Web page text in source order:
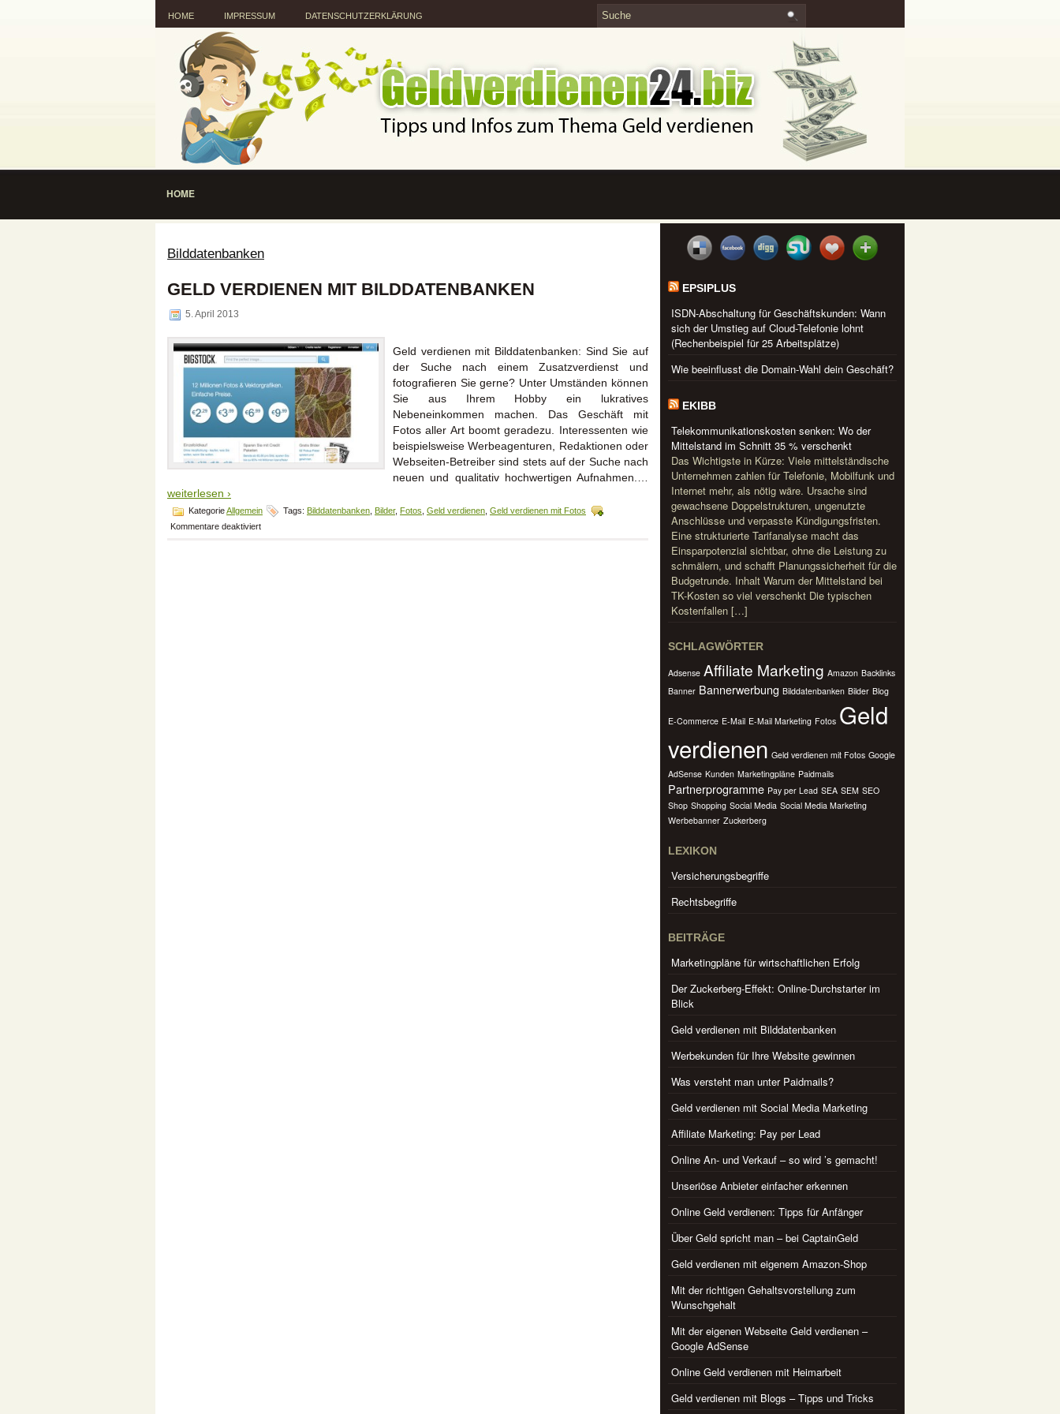
HOME IMPRESSUM DATENSCHUTZERKLÄRUNG
HOME
Bilddatenbanken
GELD VERDIENEN MIT BILDDATENBANKEN
5. April 2013
Geld verdienen mit Bilddatenbanken: Sind Sie auf
der Suche nach einem Zusatzverdienst und
fotografieren Sie gerne? Unter Umständen können
Sie aus Ihrem Hobby ein lukratives
Nebeneinkommen machen. Das Geschäft mit
Fotos aller Art boomt geradezu. Interessenten wie
beispielsweise Werbeagenturen, Redaktionen oder
Webseiten-Betreiber sind stets auf der Suche nach
neuen und qualitativ hochwertigen Aufnahmen.…
weiterlesen ›
KategorieAllgemein Tags: Bilddatenbanken Bilder, Fotos Geld verdienen Geld verdienen mit Fotos
Kommentare deaktiviertfür
EPSIPLUS
ISDN-Abschaltung für Geschäftskunden: Wann
sich der Umstieg auf Cloud-Telefonie lohnt
(Rechenbeispiel für 25 Arbeitsplätze)
Wie beeinflusst die Domain-Wahl dein Geschäft?
EKIBB
Telekommunikationskosten senken: Wo der
Mittelstand im Schnitt 35 % verschenkt
Das Wichtigste in Kürze: Viele mittelständische
Unternehmen zahlen für Telefonie, Mobilfunk und
Internet mehr, als nötig wäre. Ursache sind
gewachsene Doppelstrukturen, ungenutzte
Anschlüsse und verpasste Kündigungsfristen.
Eine strukturierte Tarifanalyse macht das
Einsparpotenzial sichtbar, ohne die Leistung zu
schmälern, und schafft Planungssicherheit für die
Budgetrunde. Inhalt Warum der Mittelstand bei
TK-Kosten so viel verschenkt Die typischen
Kostenfallen […]
SCHLAGWÖRTER
Adsense Affiliate Marketing Amazon Backlinks
Banner Bannerwerbung Bilddatenbanken Bilder Blog
E-Commerce E-Mail E-Mail Marketing Fotos Geld
verdienen Geld verdienen mit Fotos Google
AdSense Kunden Marketingpläne Paidmails
Partnerprogramme Pay per Lead SEA SEM SEO
Shop Shopping Social Media Social Media Marketing
Werbebanner Zuckerberg
LEXIKON
Versicherungsbegriffe
Rechtsbegriffe
BEITRÄGE
Marketingpläne für wirtschaftlichen Erfolg
Der Zuckerberg-Effekt: Online-Durchstarter im
Blick
Geld verdienen mit Bilddatenbanken
Werbekunden für Ihre Website gewinnen
Was versteht man unter Paidmails?
Geld verdienen mit Social Media Marketing
Affiliate Marketing: Pay per Lead
Online An- und Verkauf – so wird ’s gemacht!
Unseriöse Anbieter einfacher erkennen
Online Geld verdienen: Tipps für Anfänger
Über Geld spricht man – bei CaptainGeld
Geld verdienen mit eigenem Amazon-Shop
Mit der richtigen Gehaltsvorstellung zum
Wunschgehalt
Mit der eigenen Webseite Geld verdienen –
Google AdSense
Online Geld verdienen mit Heimarbeit
Geld verdienen mit Blogs – Tipps und Tricks